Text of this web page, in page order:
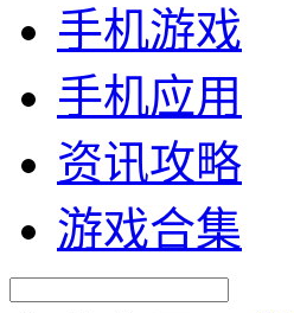
手机游戏
手机应用
资讯攻略
游戏合集